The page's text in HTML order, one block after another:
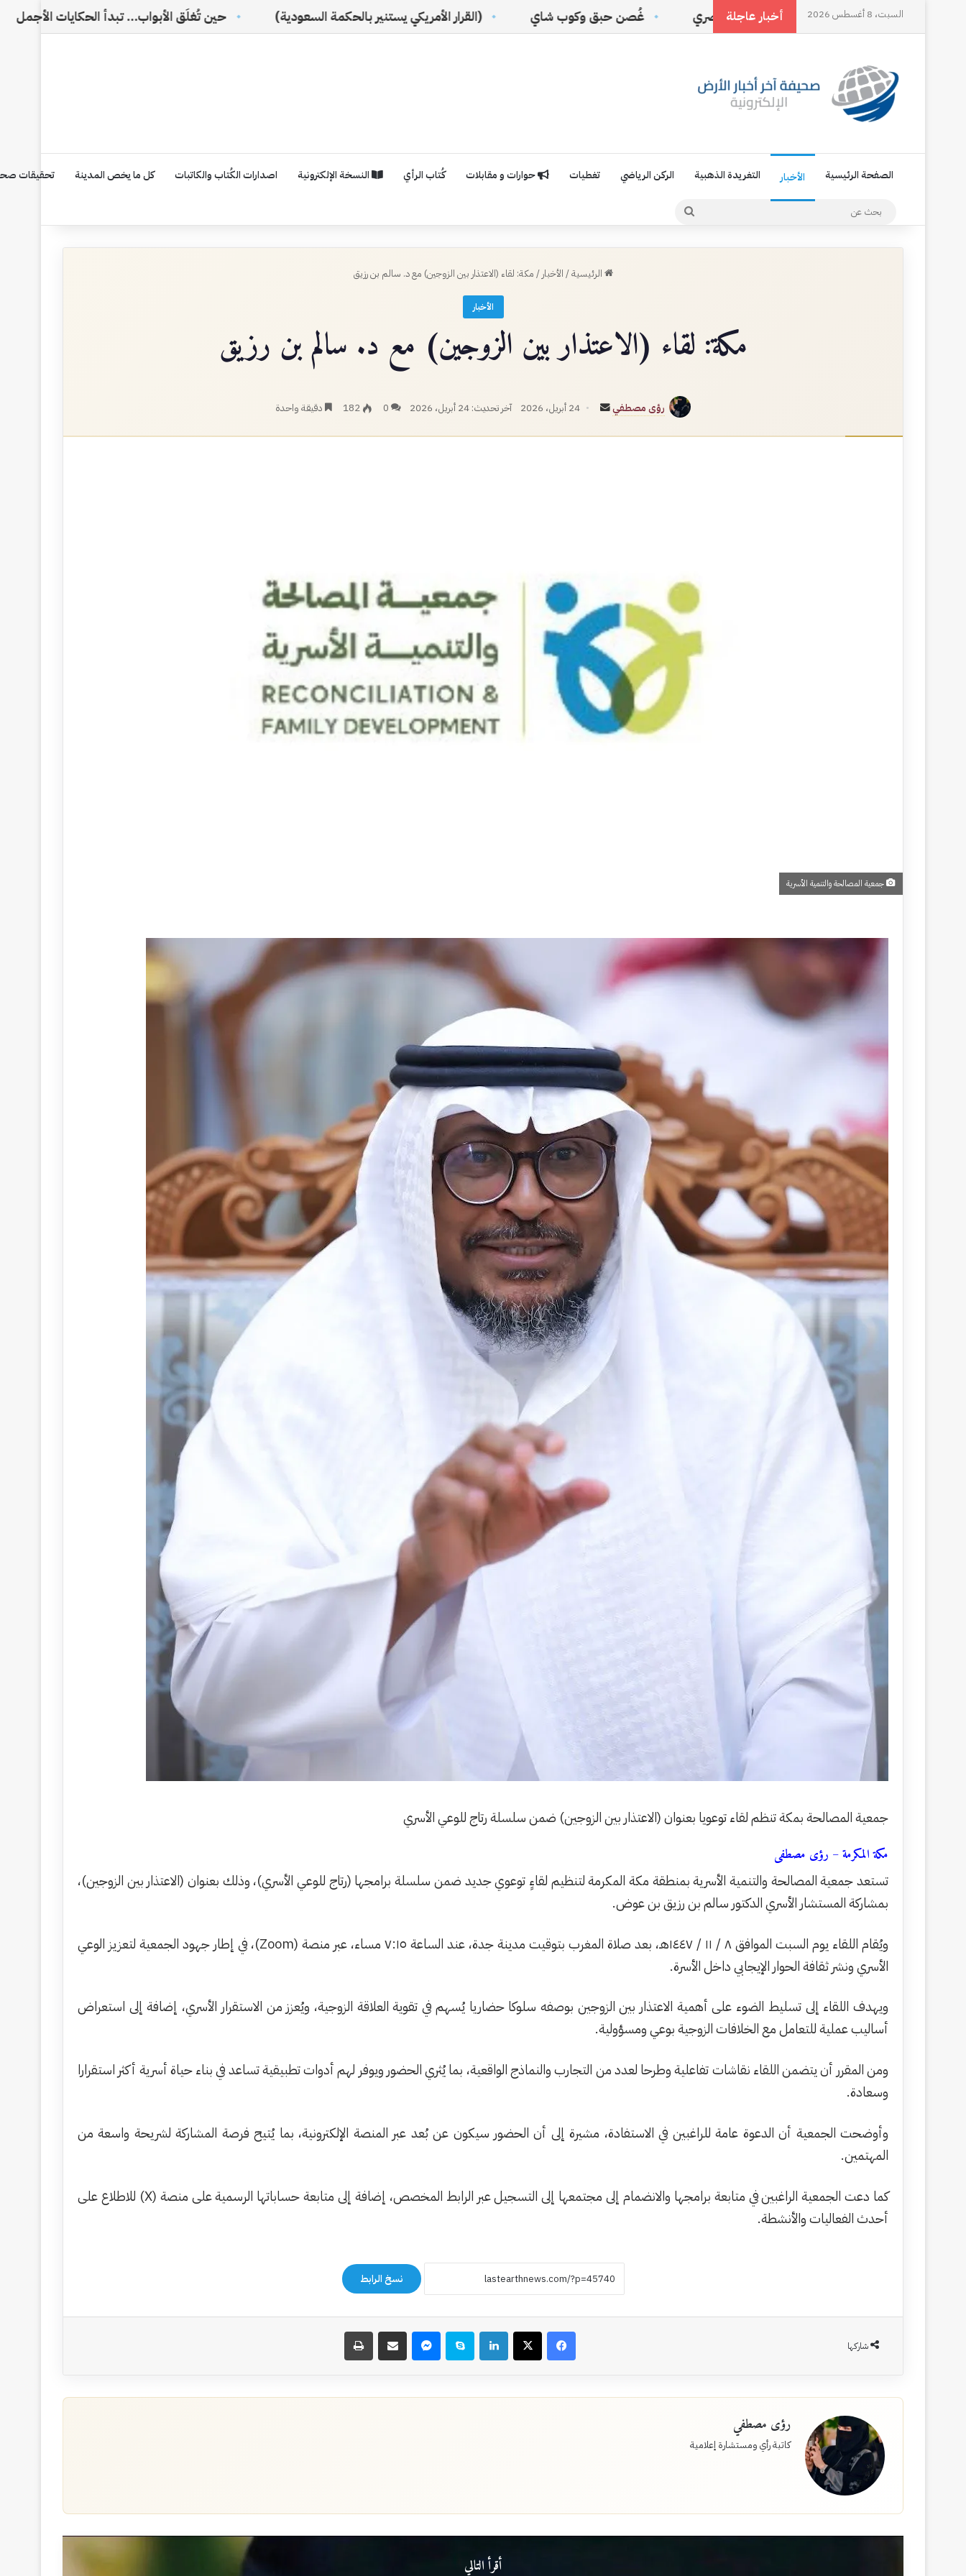
السبت، 8 أغسطس 2026 أخبار عاجلة ‏العامل المصري غُصن حبق وكوب شاي (القرار الأمريكي يستنير بالحكمة السعودية) حين تُغلَق الأبواب… تبدأ الحكايات الأجمل من السيف
الصفحة الرئيسية الأخبار التغريدة الذهبية الركن الرياضي تغطيات حوارات و مقابلات كُتاب الرأي النسخة الإلكترونية اصدارات الكُتاب والكاتبات كل ما يخص المدينة تحقيقات
بحث
الرئيسية/ الأخبار / مكة: لقاء (الاعتذار بين الزوجين) مع د. سالم بن رزيق
الأخبار
مكة: لقاء (الاعتذار بين الزوجين) مع د. سالم بن رزيق
رؤى مصطفي
أرسل
إلكترونيا
24 أبريل، 2026 آخر تحديث: 24 أبريل، 2026 0
182 دقيقة واحدة
جمعية المصالحة والتنمية الأسرية
جمعية المصالحة بمكة تنظم لقاء توعويا بعنوان (الاعتذار بين الزوجين) ضمن سلسلة رتاج للوعي الأسري
مكة المكرمة – رؤى مصطفى
تستعد جمعية المصالحة والتنمية الأسرية بمنطقة مكة المكرمة لتنظيم لقاءٍ توعوي جديد ضمن سلسلة برامجها (رتاج للوعي الأسري)، وذلك بعنوان (الاعتذار بين الزوجين)،
بمشاركة المستشار الأسري الدكتور سالم بن رزيق بن عوض.
ويُقام اللقاء يوم السبت الموافق ٨ / ١١ / ١٤٤٧هـ، بعد صلاة المغرب بتوقيت مدينة جدة، عند الساعة ٧:١٥ مساء، عبر منصة (Zoom)، في إطار جهود الجمعية لتعزيز الوعي
الأسري ونشر ثقافة الحوار الإيجابي داخل الأسرة.
ويهدف اللقاء إلى تسليط الضوء على أهمية الاعتذار بين الزوجين بوصفه سلوكا حضاريا يُسهم في تقوية العلاقة الزوجية، ويُعزز من الاستقرار الأسري، إضافة إلى استعراض
أساليب عملية للتعامل مع الخلافات الزوجية بوعي ومسؤولية.
ومن المقرر أن يتضمن اللقاء نقاشات تفاعلية وطرحا لعدد من التجارب والنماذج الواقعية، بما يُثري الحضور ويوفر لهم أدوات تطبيقية تساعد في بناء حياة أسرية أكثر استقرارا
وسعادة.
وأوضحت الجمعية أن الدعوة عامة للراغبين في الاستفادة، مشيرة إلى أن الحضور سيكون عن بُعد عبر المنصة الإلكترونية، بما يُتيح فرصة المشاركة لشريحة واسعة من
المهتمين.
كما دعت الجمعية الراغبين في متابعة برامجها والانضمام إلى مجتمعها إلى التسجيل عبر الرابط المخصص، إضافة إلى متابعة حساباتها الرسمية على منصة (X) للاطلاع على
أحدث الفعاليات والأنشطة.
نسخ الرابط
شاركها
فيسبوك‫X لينكدإن سكايب ماسنجر مشاركة عبر البريد طباعة
رؤى مصطفي
كاتبة رأي ومستشارة إعلامية
أقرأ التالي